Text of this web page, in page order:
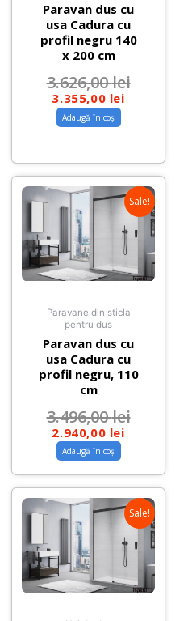
Paravan dus cu
usa Cadura cu
profil negru 140
x 200 cm
3.626,00lei
3.355,00 lei
Adaugă în coș
Sale!
Paravane din sticla
pentru dus
Paravan dus cu
usa Cadura cu
profil negru, 110
cm
3.496,00lei
2.940,00 lei
Adaugă în coș
Sale!